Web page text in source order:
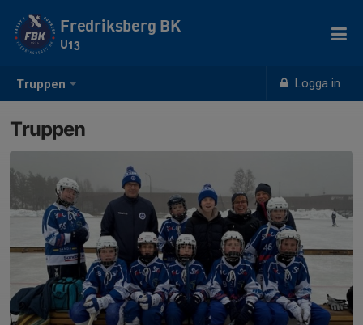
Truppen Logga in
Fredriksberg BK
U13
Truppen